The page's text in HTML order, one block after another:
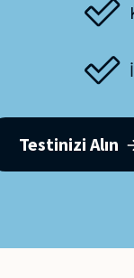
Testinizi Alın